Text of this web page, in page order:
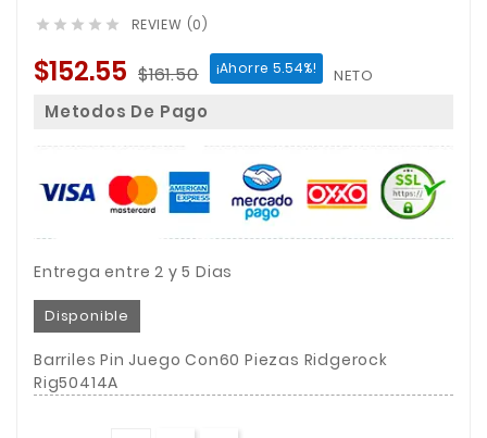
     REVIEW (0)
$152.55 $161.50 ¡Ahorre 5.54%! NETO
Metodos De Pago
Entrega entre 2 y 5 Dias
Disponible
Barriles Pin Juego Con60 Piezas Ridgerock
Rig50414A